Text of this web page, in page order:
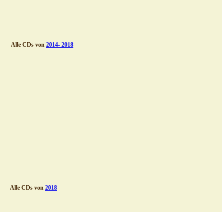
Alle CDs von 2014- 2018
Alle CDs von 2018